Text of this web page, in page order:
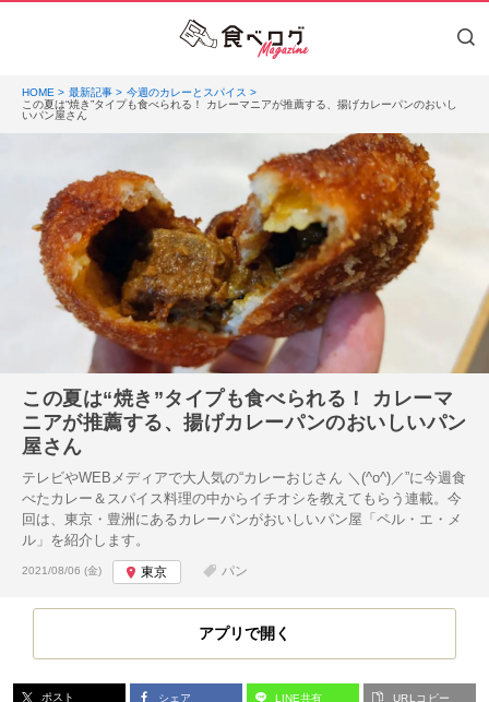
HOME 最新記事
今週のカレーとスパイス
この夏は“焼き”タイプも食べられる！ カレーマニアが推薦する、揚げカレーパンのおいし
いパン屋さん
この夏は“焼き”タイプも食べられる！ カレーマ
ニアが推薦する、揚げカレーパンのおいしいパン
屋さん
テレビやWEBメディアで大人気の“カレーおじさん ＼(^o^)／”に今週食
べたカレー＆スパイス料理の中からイチオシを教えてもらう連載。今
回は、東京・豊洲にあるカレーパンがおいしいパン屋「ペル・エ・メ
ル」を紹介します。
投稿日:
2021/08/06 (金) 東京 パン
アプリで開く
ポスト シェア LINE共有 URLコピー